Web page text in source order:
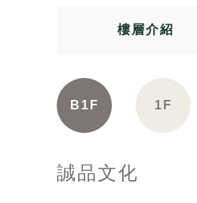
樓層介紹
B1F 1F
誠品文化